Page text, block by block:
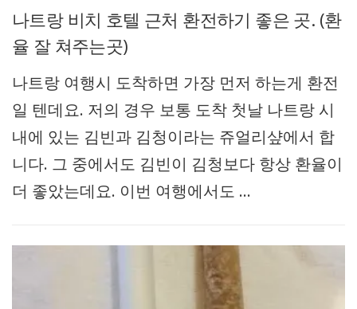
나트랑 비치 호텔 근처 환전하기 좋은 곳. (환
율 잘 쳐주는곳)
나트랑 여행시 도착하면 가장 먼저 하는게 환전
일 텐데요. 저의 경우 보통 도착 첫날 나트랑 시
내에 있는 김빈과 김청이라는 쥬얼리샾에서 합
니다. 그 중에서도 김빈이 김청보다 항상 환율이
더 좋았는데요. 이번 여행에서도 …